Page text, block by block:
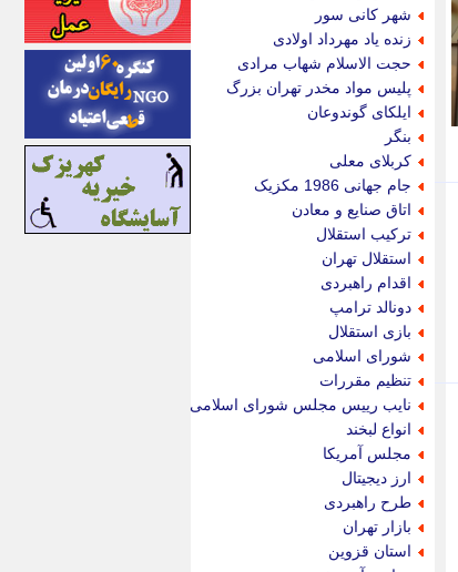
شهر کانی سور
زنده یاد مهرداد اولادی
حجت الاسلام شهاب مرادی
پلیس مواد مخدر تهران بزرگ
ایلکای گوندوعان
بنگر
کربلای معلی
جام جهانی 1986 مکزیک
اتاق صنایع و معادن
ترکیب استقلال
استقلال تهران
اقدام راهبردی
دونالد ترامپ
بازی استقلال
شورای اسلامی
تنظیم مقررات
نایب رییس مجلس شورای اسلامی
انواع لبخند
مجلس آمریکا
ارز دیجیتال
طرح راهبردی
بازار تهران
استان قزوین
ایلنا
اینتیتر
ایونا نیوز
بازتاب آنلاین
باشگاه خبرنگاران
باغستان نیوز
بامبوک
ببین و بخون
بدینسان
بنکر